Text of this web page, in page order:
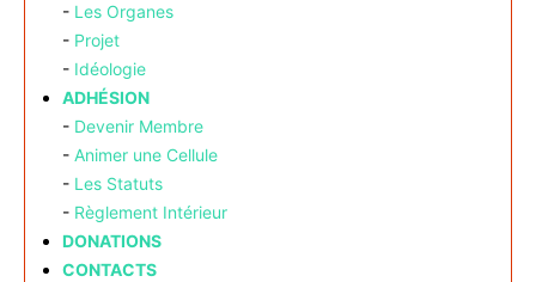
- Les Organes
- Projet
- Idéologie
ADHÉSION
- Devenir Membre
- Animer une Cellule
- Les Statuts
- Règlement Intérieur
DONATIONS
CONTACTS